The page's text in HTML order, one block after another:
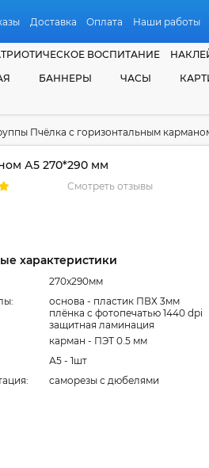
Доставка Оплата Наши работы
ВОСПИТАНИЕ
БАННЕРЫ ЧАСЫ
Пчёлка с горизонтальным
А5 270*290 мм
Смотреть отзывы
характеристики
270x290мм
основа - пластик ПВХ 3мм
плёнка с фотопечатью 1440 dpi
защитная ламинация
карман - ПЭТ 0.5 мм
А5 - 1шт
cаморезы с дюбелями